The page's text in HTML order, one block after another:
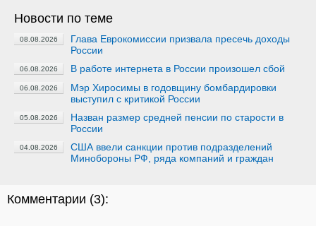
Новости по теме
08.08.2026
Глава Еврокомиссии призвала пресечь доходы
России
06.08.2026 В работе интернета в России произошел сбой
06.08.2026
Мэр Хиросимы в годовщину бомбардировки
выступил с критикой России
05.08.2026
Назван размер средней пенсии по старости в
России
04.08.2026
США ввели санкции против подразделений
Минобороны РФ, ряда компаний и граждан
Комментарии (3):